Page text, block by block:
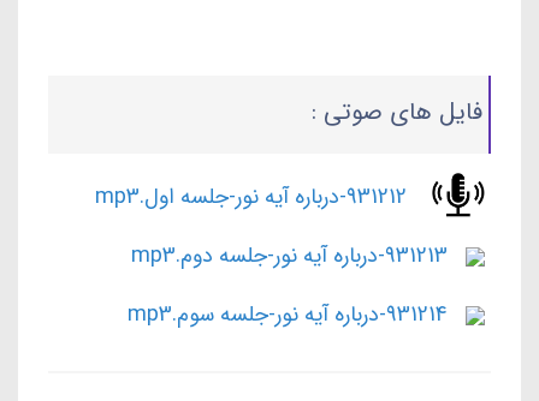
فایل های صوتی :
931212-درباره آیه نور-جلسه اول.mp3
931213-درباره آیه نور-جلسه دوم.mp3
931214-درباره آیه نور-جلسه سوم.mp3